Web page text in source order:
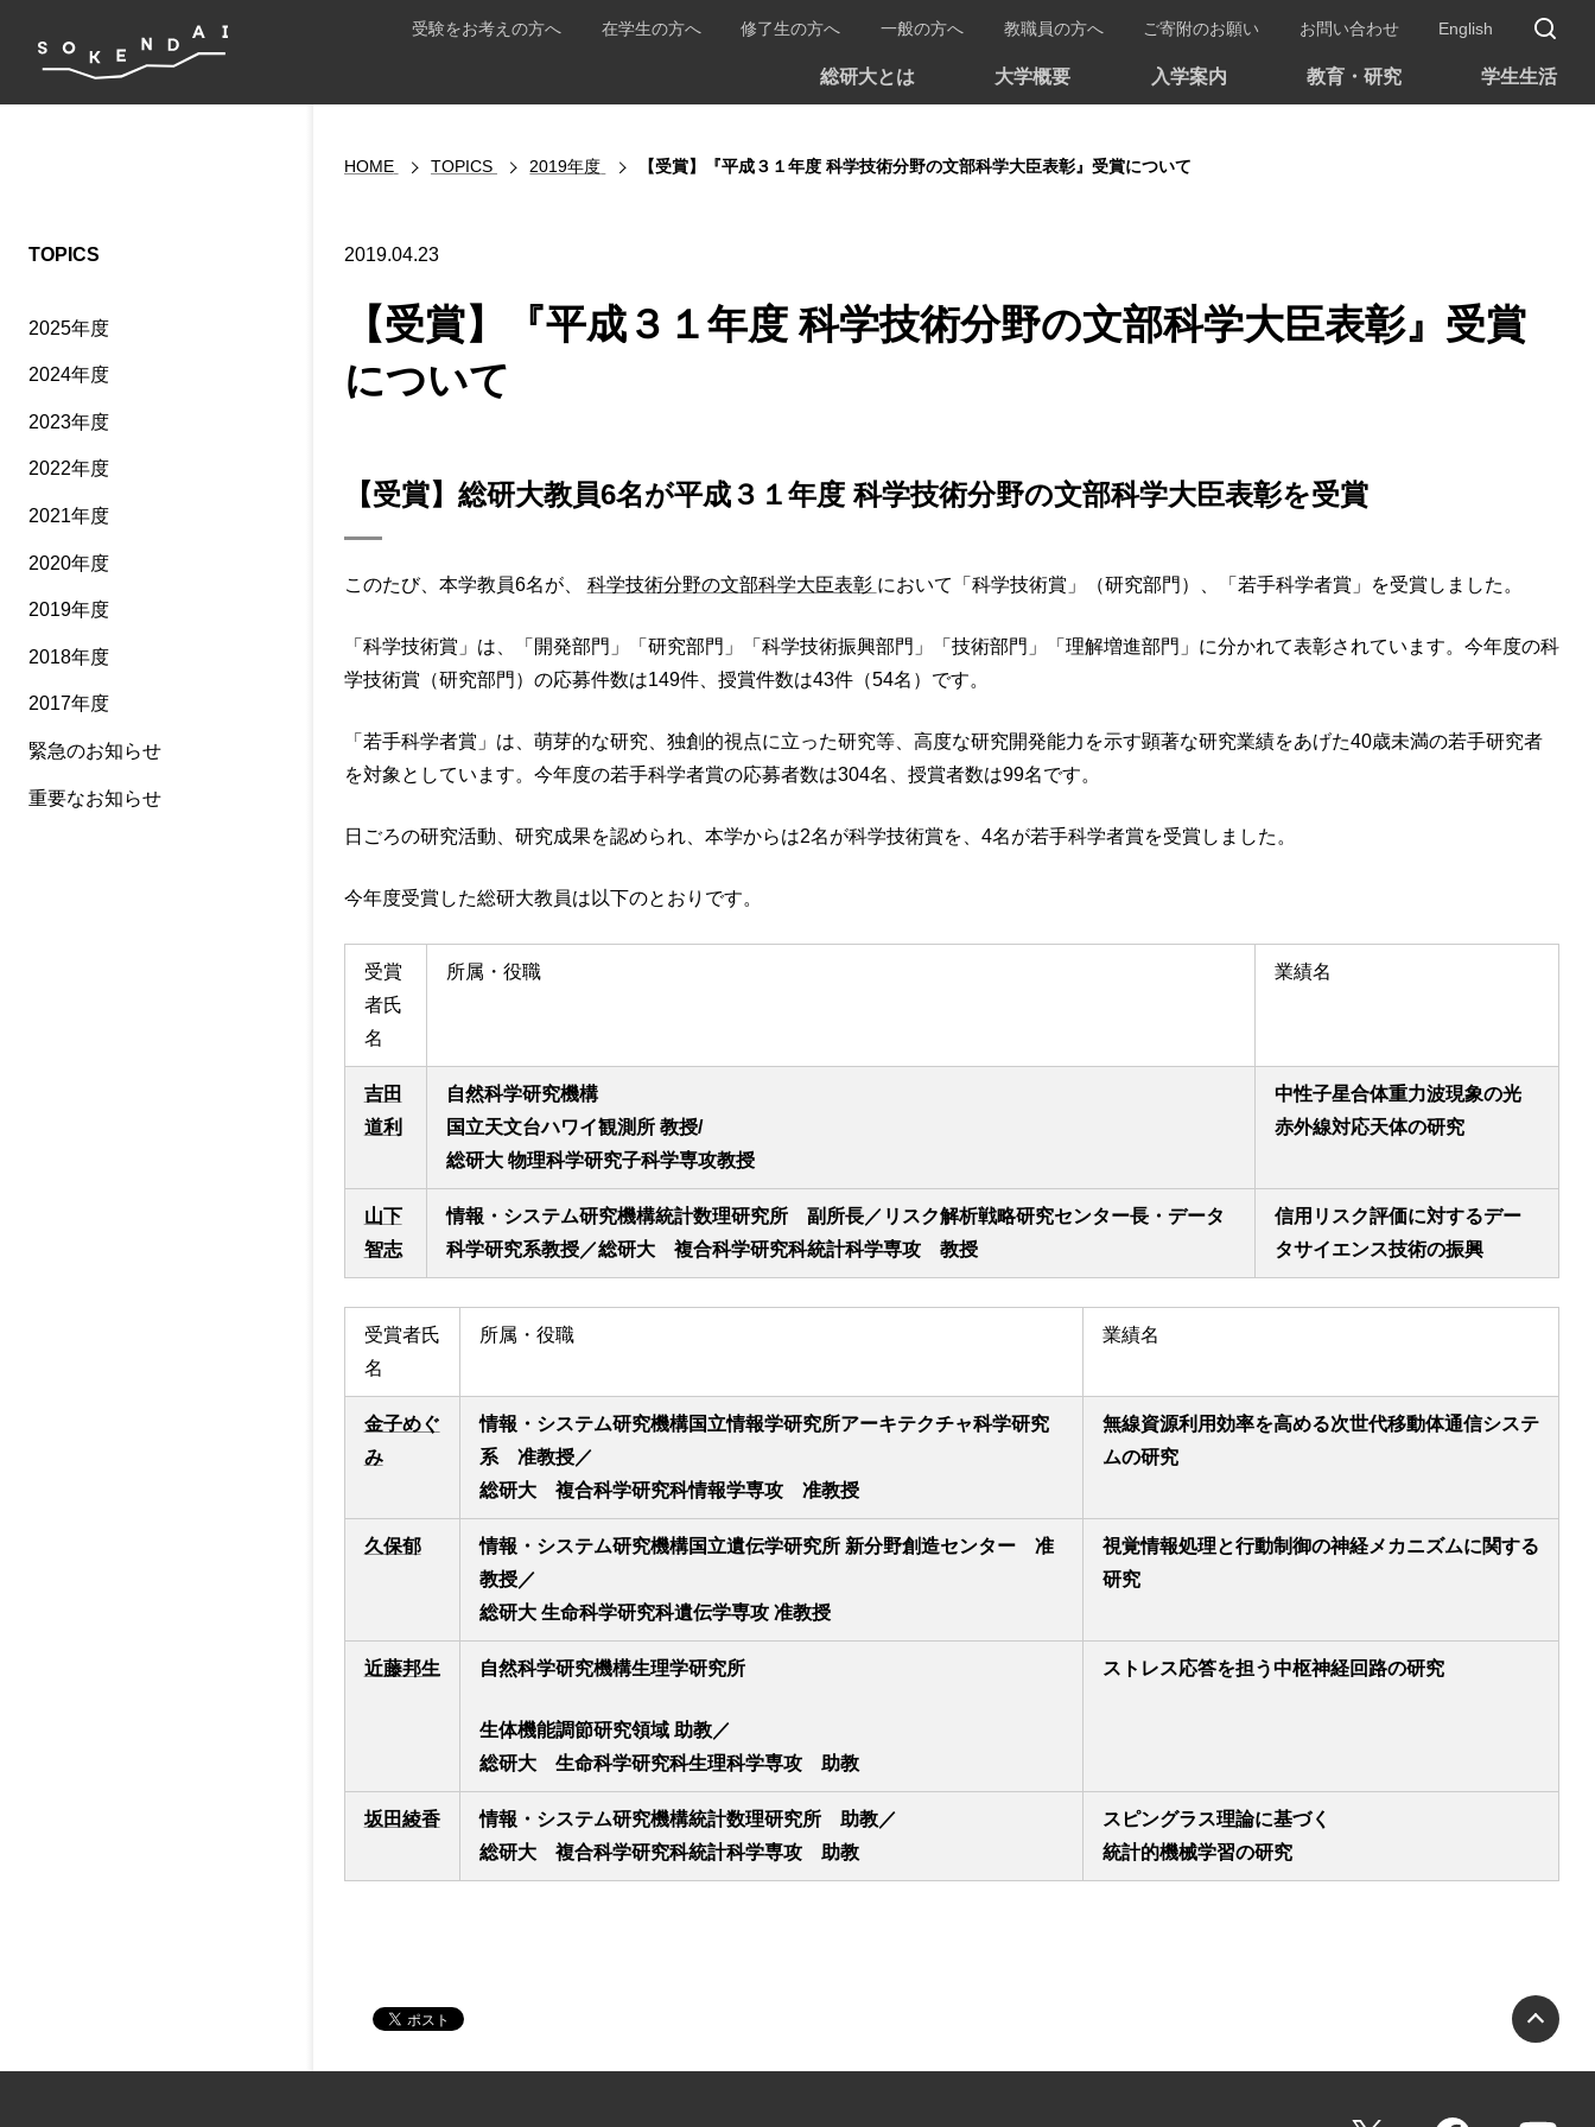
総研大とは 大学概要 入学案内 教育・研究 学生生活
受験をお考えの方へ 在学生の方へ 修了生の方へ 一般の方へ 教職員の方へ ご寄附のお願い お問い合わせ English
HOME TOPICS 2019年度 【受賞】『平成３１年度 科学技術分野の文部科学大臣表彰』受賞について
2019.04.23
【受賞】『平成３１年度 科学技術分野の文部科学大臣表彰』受賞
について
【受賞】総研大教員6名が平成３１年度 科学技術分野の文部科学大臣表彰を受賞
このたび、本学教員6名が、 科学技術分野の文部科学大臣表彰 において「科学技術賞」（研究部門）、「若手科学者賞」を受賞しました。
「科学技術賞」は、「開発部門」「研究部門」「科学技術振興部門」「技術部門」「理解増進部門」に分かれて表彰されています。今年度の科
学技術賞（研究部門）の応募件数は149件、授賞件数は43件（54名）です。
「若手科学者賞」は、萌芽的な研究、独創的視点に立った研究等、高度な研究開発能力を示す顕著な研究業績をあげた40歳未満の若手研究者
を対象としています。今年度の若手科学者賞の応募者数は304名、授賞者数は99名です。
日ごろの研究活動、研究成果を認められ、本学からは2名が科学技術賞を、4名が若手科学者賞を受賞しました。
今年度受賞した総研大教員は以下のとおりです。
受賞
者氏
名
所属・役職 業績名
吉田
道利
自然科学研究機構
国立天文台ハワイ観測所 教授/
総研大 物理科学研究子科学専攻教授
中性子星合体重力波現象の光
赤外線対応天体の研究
山下
智志
情報・システム研究機構統計数理研究所 副所長／リスク解析戦略研究センター長・データ
科学研究系教授／総研大 複合科学研究科統計科学専攻 教授
信用リスク評価に対するデー
タサイエンス技術の振興
受賞者氏
名
所属・役職 業績名
金子めぐ
み
情報・システム研究機構国立情報学研究所アーキテクチャ科学研究
系 准教授／
総研大 複合科学研究科情報学専攻 准教授
無線資源利用効率を高める次世代移動体通信システ
ムの研究
久保郁
情報・システム研究機構国立遺伝学研究所 新分野創造センター 准
教授／
総研大 生命科学研究科遺伝学専攻 准教授
視覚情報処理と行動制御の神経メカニズムに関する
研究
近藤邦生 自然科学研究機構生理学研究所
生体機能調節研究領域 助教／
総研大 生命科学研究科生理科学専攻 助教
ストレス応答を担う中枢神経回路の研究
坂田綾香
情報・システム研究機構統計数理研究所 助教／
総研大 複合科学研究科統計科学専攻 助教
スピングラス理論に基づく
統計的機械学習の研究
TOPICS
2025年度
2024年度
2023年度
2022年度
2021年度
2020年度
2019年度
2018年度
2017年度
緊急のお知らせ
重要なお知らせ